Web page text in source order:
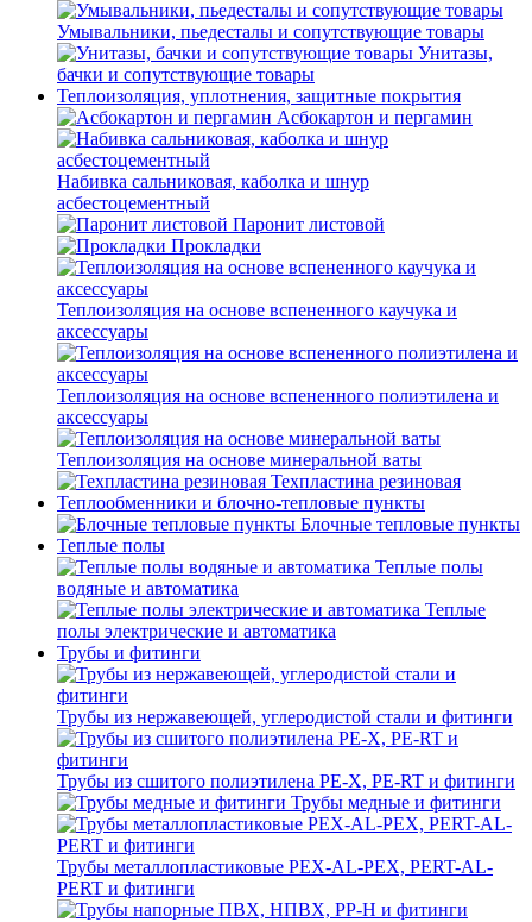
Умывальники, пьедесталы и сопутствующие товары
Унитазы,
бачки и сопутствующие товары
Теплоизоляция, уплотнения, защитные покрытия
Асбокартон и пергамин
Набивка сальниковая, каболка и шнур
асбестоцементный
Паронит листовой
Прокладки
Теплоизоляция на основе вспененного каучука и
аксессуары
Теплоизоляция на основе вспененного полиэтилена и
аксессуары
Теплоизоляция на основе минеральной ваты
Техпластина резиновая
Теплообменники и блочно-тепловые пункты
Блочные тепловые пункты
Теплые полы
Теплые полы
водяные и автоматика
Теплые
полы электрические и автоматика
Трубы и фитинги
Трубы из нержавеющей, углеродистой стали и фитинги
Трубы из сшитого полиэтилена PE-X, PE-RT и фитинги
Трубы медные и фитинги
Трубы металлопластиковые PEX-AL-PEX, PERT-AL-
PERT и фитинги